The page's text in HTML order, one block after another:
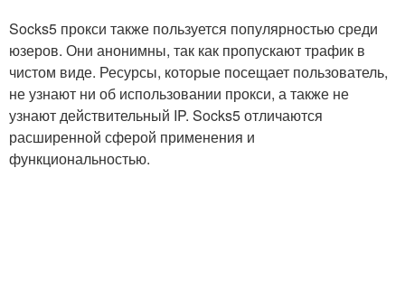
Socks5 прокси также пользуется популярностью среди
юзеров. Они анонимны, так как пропускают трафик в
чистом виде. Ресурсы, которые посещает пользователь,
не узнают ни об использовании прокси, а также не
узнают действительный IP. Socks5 отличаются
расширенной сферой применения и
функциональностью.